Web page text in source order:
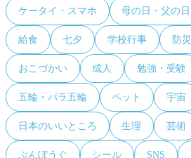
ケータイ・スマホ 母の日・父の日
給食 七夕 学校行事 防災
おこづかい 成人 勉強・受験
五輪・パラ五輪 ペット 宇宙
日本のいいところ 生理 芸術
ぶんぼうぐ シール SNS